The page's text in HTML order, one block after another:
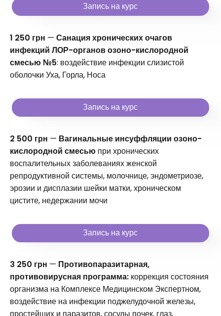
Запись на курс
1 250 грн — Санация хронических очагов
инфекций ЛОР-органов озоно-кислородной
смесью №5: воздействие инфекции слизистой
оболочки Уха, Горла, Носа
Запись на курс
2 500 грн — Вагинальные инсуффляции озоно-
кислородной смесью при хронических
воспалительных заболеваниях женской
репродуктивной системы, молочнице, эндометриозе,
эрозии и дисплазии шейки матки, хроническом
цистите, недержании мочи
Запись на курс
3 250 грн — Противопаразитарная,
противовирусная программа: коррекция состояния
организма на Комплексе Медицинском Экспертном,
воздействие на инфекции поджелудочной железы,